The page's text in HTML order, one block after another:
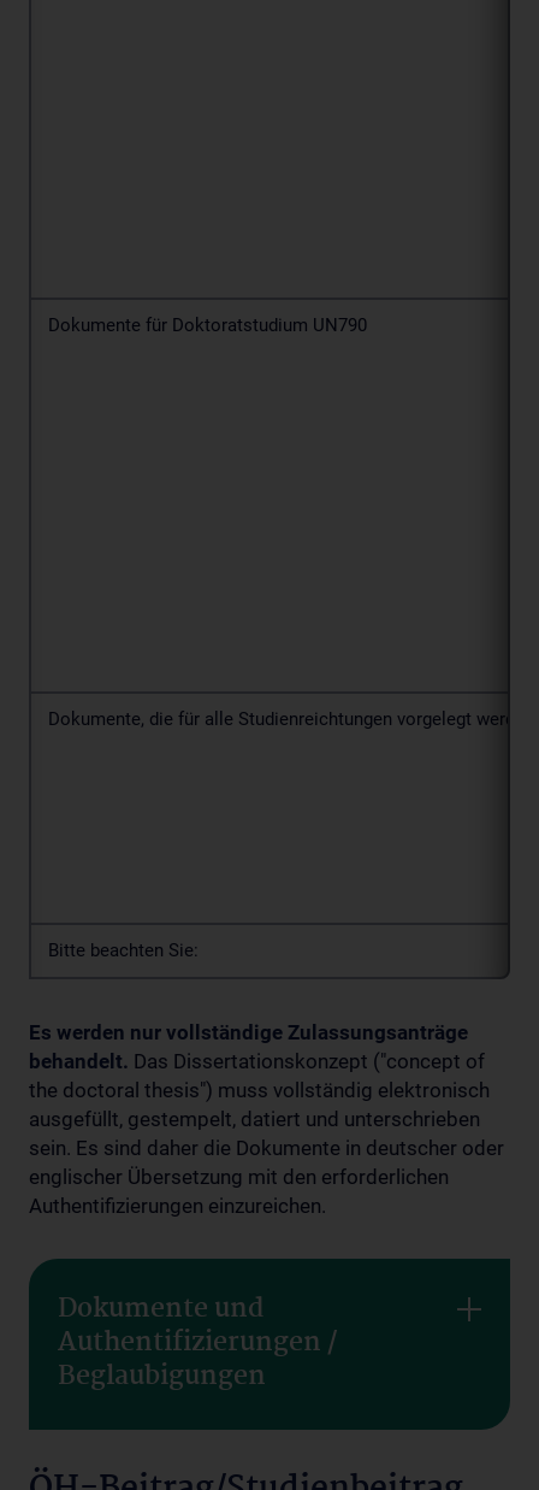
Dokumente für Doktoratstudium UN790
Dokumente, die für alle Studienreichtungen vorgelegt
Bitte beachten Sie:
Es werden nur vollständige Zulassungsanträge
behandelt. Das Dissertationskonzept ("concept of
the doctoral thesis") muss vollständig elektronisch
ausgefüllt, gestempelt, datiert und unterschrieben
sein. Es sind daher die Dokumente in deutscher oder
englischer Übersetzung mit den erforderlichen
Authentifizierungen einzureichen.
Dokumente und
Authentifizierungen /
Beglaubigungen